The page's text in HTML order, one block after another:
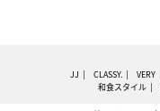
JJ CLASSY. VERY
和食スタイル